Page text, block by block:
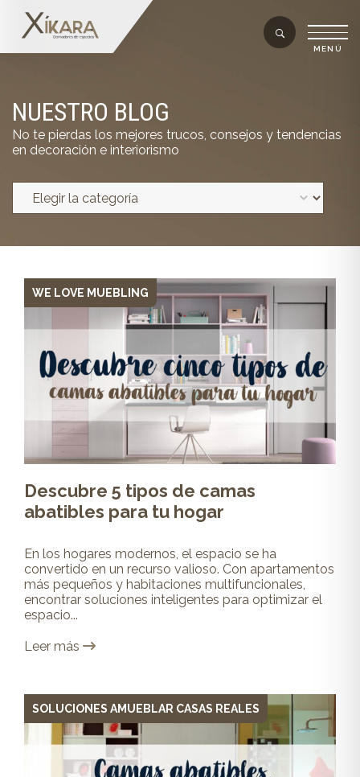
NUESTRO BLOG
No te pierdas los mejores trucos, consejos y tendencias
en decoración e interiorismo
WE LOVE MUEBLING
Descubre 5 tipos de camas
abatibles para tu hogar
En los hogares modernos, el espacio se ha
convertido en un recurso valioso. Con apartamentos
más pequeños y habitaciones multifuncionales,
encontrar soluciones inteligentes para optimizar el
espacio...
Leer más
SOLUCIONES AMUEBLAR CASAS REALES